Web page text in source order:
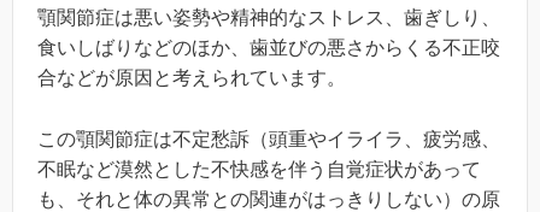
顎関節症は悪い姿勢や精神的なストレス、歯ぎしり、
食いしばりなどのほか、歯並びの悪さからくる不正咬
合などが原因と考えられています。
この顎関節症は不定愁訴（頭重やイライラ、疲労感、
不眠など漠然とした不快感を伴う自覚症状があって
も、それと体の異常との関連がはっきりしない）の原